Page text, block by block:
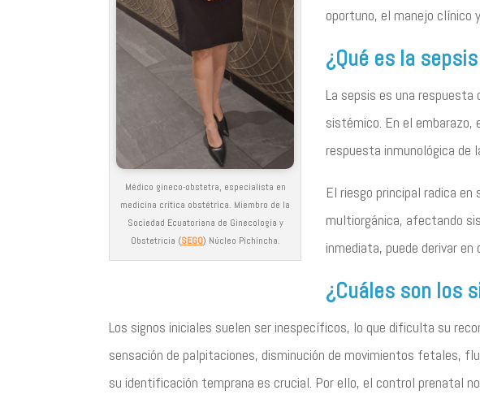
Médico gineco-obstetra, especialista en
medicina crítica obstétrica. Miembro de la
Sociedad Ecuatoriana de Ginecología y
Obstetricia (SEGO) Núcleo Pichincha.
oportuno, el manejo clínico
¿Qué es la
La sepsis es una
sistémico. En el embarazo,
respuesta inmunológica de
El riesgo principal radica
multiorgánica, afectando
inmediata, puede derivar
¿Cuáles son los
Los signos iniciales suelen ser inespecíficos, lo que dificulta su
sensación de palpitaciones, disminución de movimientos fetales,
su identificación temprana es crucial. Por ello, el control prenatal